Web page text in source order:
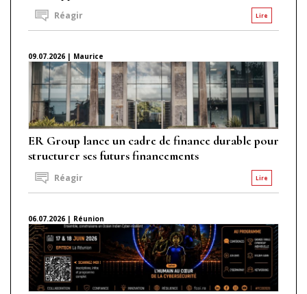
Lire
Réagir
09.07.2026 | Maurice
ER Group lance un cadre de finance durable pour
structurer ses futurs financements
Lire
Réagir
06.07.2026 | Réunion